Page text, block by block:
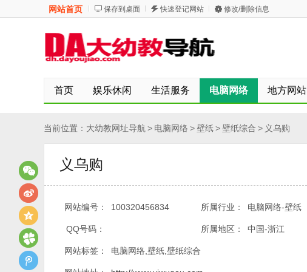
网站首页 保存到桌面 快速登记网站 修改/删除信息
首页 娱乐休闲 生活服务 电脑网络 地方网站
当前位置： 大幼教网址导航 > 电脑网络 >壁纸>壁纸综合 > 义乌购
义乌购
网站编号： 100320456834 所属行业： 电脑网络-壁纸
QQ号码： 所属地区： 中国-浙江
网站标签： 电脑网络,壁纸,壁纸综合